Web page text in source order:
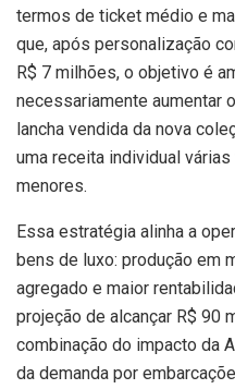
termos de ticket médio e
que, após personalização
R$ 7 milhões, o objetivo é
necessariamente aumentar
lancha vendida da nova
uma receita individual
menores.
Essa estratégia alinha a
bens de luxo: produção em
agregado e maior
projeção de alcançar R$ 90
combinação do impacto da
da demanda por